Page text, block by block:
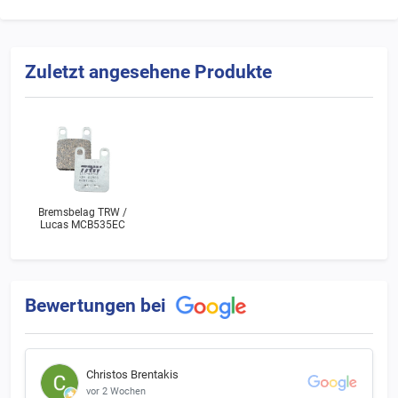
Zuletzt angesehene Produkte
Bremsbelag TRW /
Lucas MCB535EC
Bewertungen bei
Christos Brentakis
vor 2 Wochen